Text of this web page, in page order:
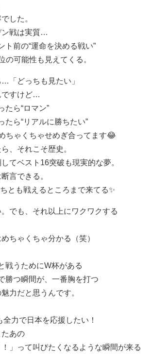
した。
戦は実質…
ト前の“運命を決める戦い”
の可能性も見えてくる。
「どっちも見たい」
すけど…
たら“ロマン”
たら“リアルに勝ちたい”
ちゃくちゃせめぎ合ってます😂
、それこそ歴史。
てベスト16突破も現実的な夢。
言できる。
とも戦えるところまで来てる✨
でも、それ以上にワクワクする
ちゃくちゃ分かる（笑）
戦うためにW杯がある
勝つ瞬間が、一番胸を打つ
力だと思うんです。
力で日本を応援したい！
あの
！」って叫びたくなるような瞬間が来る